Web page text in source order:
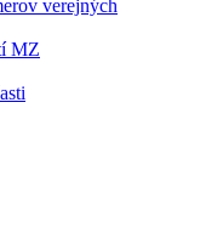
verejných
MZ